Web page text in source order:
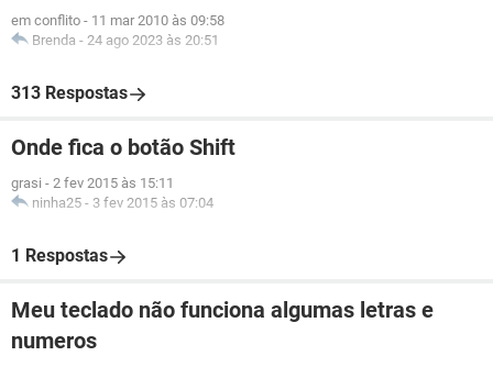
em conflito - 11 mar 2010 às 09:58
Brenda - 24 ago 2023 às 20:51
313 Respostas
Onde fica o botão Shift
grasi - 2 fev 2015 às 15:11
ninha25 - 3 fev 2015 às 07:04
1 Respostas
Meu teclado não funciona algumas letras e
numeros